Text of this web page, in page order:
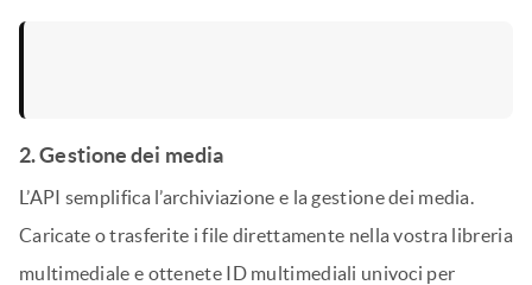
2. Gestione dei media
L’API semplifica l’archiviazione e la gestione dei media.
Caricate o trasferite i file direttamente nella vostra libreria
multimediale e ottenete ID multimediali univoci per